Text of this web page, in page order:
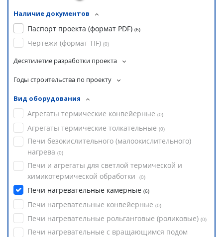
Наличие документов
Паспорт проекта (формат PDF) (6)
Чертежи (формат TIF) (0)
Десятилетие разработки проекта
Годы строительства по проекту
Вид оборудования
Агрегаты термические конвейерные (0)
Агрегаты термические толкательные (0)
Печи безокислительного (малоокислительного)
нагрева (0)
Печи и агрегаты для светлой термической и
химикотермической обработки
(0)
Печи нагревательные камерные (6)
Печи нагревательные конвейерные (0)
Печи нагревательные рольганговые (роликовые) (0)
Печи нагревательные с вращающимся подом